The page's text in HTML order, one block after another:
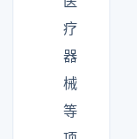
疗
器
械
等